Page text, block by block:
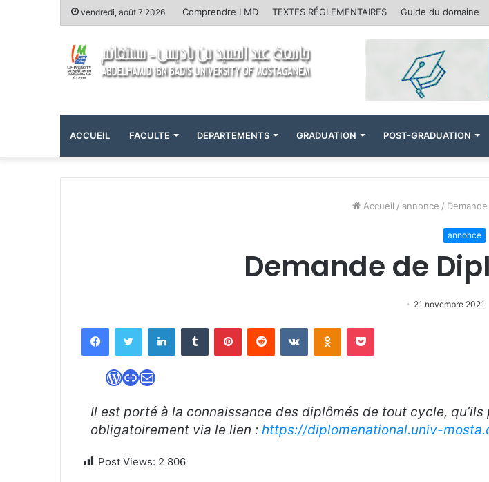
vendredi, août 7 2026 Comprendre LMD TEXTES RÉGLEMENTAIRES Guide du domaine
ACCUEIL FACULTE DEPARTEMENTS GRADUATION POST-GRADUATION
Accueil / annonce /
annonce
Demande de
21 novembre 2021
FacebookTwitter LinkedinTumblr PinterestReddit VKontakteOdnoklassniki
Pocket
WordPress
Lien
E-mail
Il est porté à la connaissance des diplômés de tout cycle,
obligatoirement via le lien : https://diplomenational.univ-
Post Views: 2 806